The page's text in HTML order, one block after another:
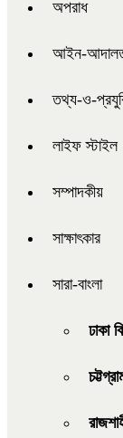
অপরাধ
আইন-
তথ্য-ও-
লাইফ স্টাইল
সম্পাদকীয়
সাক্ষাৎকার
সারা-বাংলা
ঢাকা